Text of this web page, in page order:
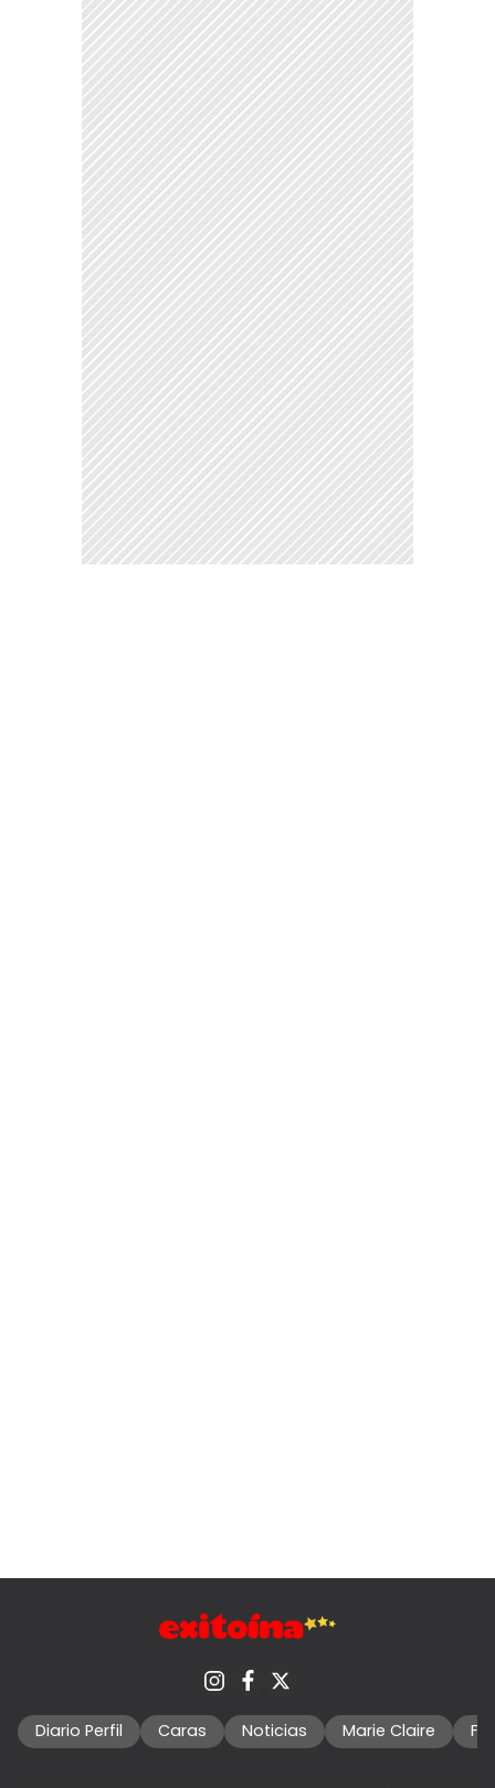
Diario Perfil Caras Noticias Marie Claire